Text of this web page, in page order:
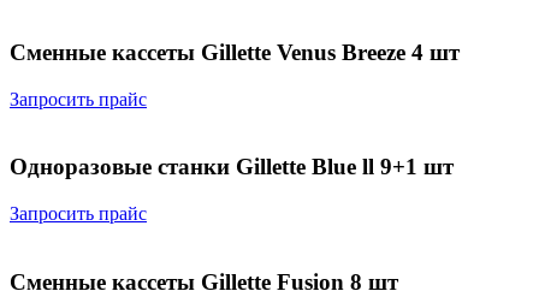
Сменные кассеты Gillette Venus Breeze 4 шт
Запросить прайс
Одноразовые станки Gillette Blue ll 9+1 шт
Запросить прайс
Сменные кассеты Gillette Fusion 8 шт